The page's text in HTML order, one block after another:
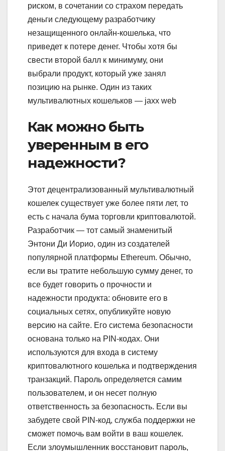
риском, в сочетании со страхом передать
деньги следующему разработчику
незащищенного онлайн-кошелька, что
приведет к потере денег. Чтобы хотя бы
свести второй балл к минимуму, они
выбрали продукт, который уже занял
позицию на рынке. Один из таких
мультивалютных кошельков — jaxx web
Как можно быть
уверенным в его
надежности?
Этот децентрализованный мультивалютный
кошелек существует уже более пяти лет, то
есть с начала бума торговли криптовалютой.
Разработчик — тот самый знаменитый
Энтони Ди Иорио, один из создателей
популярной платформы Ethereum. Обычно,
если вы тратите небольшую сумму денег, то
все будет говорить о прочности и
надежности продукта: обновите его в
социальных сетях, опубликуйте новую
версию на сайте. Его система безопасности
основана только на PIN-кодах. Они
используются для входа в систему
криптовалютного кошелька и подтверждения
транзакций. Пароль определяется самим
пользователем, и он несет полную
ответственность за безопасность. Если вы
забудете свой PIN-код, служба поддержки не
сможет помочь вам войти в ваш кошелек.
Если злоумышленник восстановит пароль,